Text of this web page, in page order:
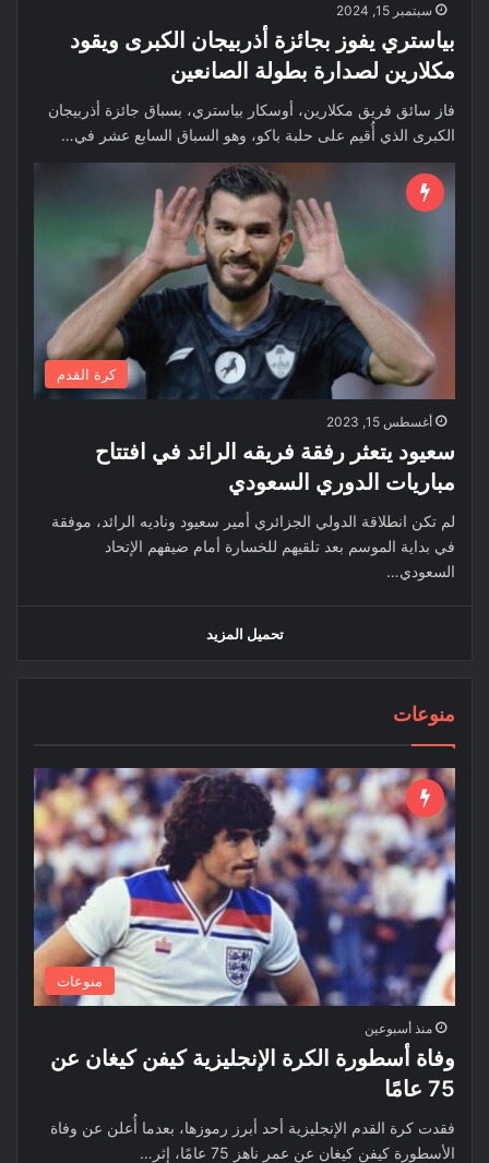
سبتمبر 15, 2024
بياستري يفوز بجائزة أذربيجان الكبرى ويقود
مكلارين لصدارة بطولة الصانعين
فاز سائق فريق مكلارين، أوسكار بياستري، بسباق جائزة أذربيجان
الكبرى الذي أُقيم على حلبة باكو، وهو السباق السابع عشر في…
كرة القدم
أغسطس 15, 2023
سعيود يتعثر رفقة فريقه الرائد في افتتاح
مباريات الدوري السعودي
لم تكن انطلاقة الدولي الجزائري أمير سعيود وناديه الرائد، موفقة
في بداية الموسم بعد تلقيهم للخسارة أمام ضيفهم الإتحاد
السعودي…
تحميل المزيد
منوعات
منوعات
منذ أسبوعين
وفاة أسطورة الكرة الإنجليزية كيفن كيغان عن
75 عامًا
فقدت كرة القدم الإنجليزية أحد أبرز رموزها، بعدما أُعلن عن وفاة
الأسطورة كيفن كيغان عن عمر ناهز 75 عامًا، إثر…